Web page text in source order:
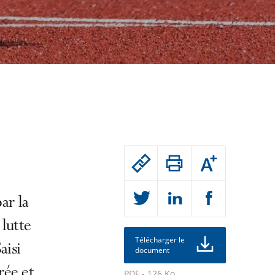
Passer
le
partage
de
pour
arriver
Augmenter
ou
la
taille
de
Télécharger le
document
la
lutte